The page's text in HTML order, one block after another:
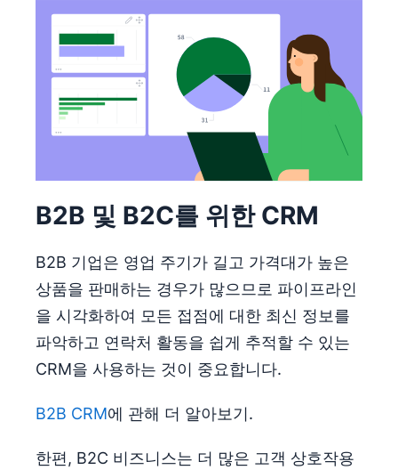
B2B 및 B2C를 위한 CRM
정부 및 자선 단체를 위한 CRM
B2B 및 B2C를 위한 CRM
B2B 기업은 영업 주기가 길고 가격대가 높은
상품을 판매하는 경우가 많으므로 파이프라인
을 시각화하여 모든 접점에 대한 최신 정보를
파악하고 연락처 활동을 쉽게 추적할 수 있는
CRM을 사용하는 것이 중요합니다.
B2B CRM에 관해 더 알아보기.
한편, B2C 비즈니스는 더 많은 고객 상호작용